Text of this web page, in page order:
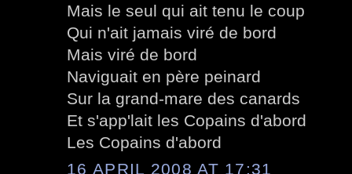
Mais le seul qui ait tenu le coup
Qui n'ait jamais viré de bord
Mais viré de bord
Naviguait en père peinard
Sur la grand-mare des canards
Et s'app'lait les Copains d'abord
Les Copains d'abord
16 APRIL 2008 AT 17:31